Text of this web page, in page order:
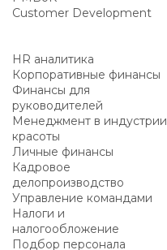
Customer Development
HR аналитика
Корпоративные финансы
Финансы для
руководителей
Менеджмент в индустрии
красоты
Личные финансы
Кадровое
делопроизводство
Управление командами
Налоги и
налогообложение
Подбор персонала